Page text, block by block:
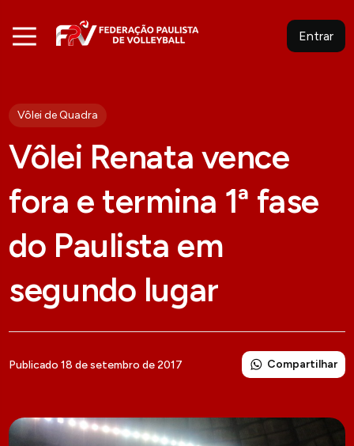
Entrar
Vôlei de Quadra
Vôlei Renata vence
fora e termina 1ª fase
do Paulista em
segundo lugar
Publicado 18 de setembro de 2017 Compartilhar